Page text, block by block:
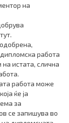
на
работа
истата, слична
работа може
ќе ја
за
се запишува во